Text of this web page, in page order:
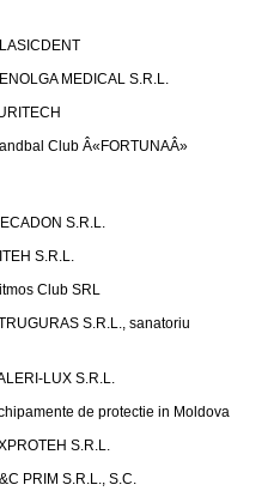
MEDICAL S.R.L.
Club Â«FORTUNAÂ»
S.R.L.
S.R.L.
Club SRL
S.R.L., sanatoriu
LUX S.R.L.
de protectie in Moldova
S.R.L.
PRIM S.R.L., S.C.